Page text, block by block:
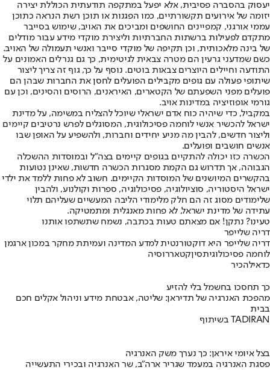
יעסוק בהסברה פסיבית, אלא יפעל במתקפה תודעתית הכוללת יצירה
יזומה של אירועים תקשורתיים, כמו הפגנות או תוכן רשת הנראה כתוכן
עממי אורגני, קמפיינים החושפים ומביכים את האויב, שימוש בסייבר
מתקדם לפעילות ברשתות החברתיות וליצירת מוקדי מידע עבור מודלים
של בינה מלאכותית, וכן תקיפה של מוקדי סייבר ואנשי תעמולה של האויב.
כשם שמדעני גרעין הם מטרה צבאית לגיטימית, כך גם גנרלים האמונים על
התודעה וחיילים היוצרים צבאות בוטים. נוסף על כך, גוף זה צריך ליצור
שיתופי פעולה עם גופים מקבילים הפועלים לחסן את החברות שבהן הם
פועלים מפני השפעתם של הקטארים, האיראנים, הרוסים והסינים, וכן עם
גורמי אופוזיציה במדינות אויב.
במקביל, כדי שיהיה כוח אדם ישראלי שיוכל להצליח במשימה, על מדינת
ישראל להכשיר אנשי לוחמה פסיכולוגית, המסוגלים לפרש נרטיבים קיימים
וליצור חדשים, להבין מה מניע יחידים וחברות, ולהשפיע על האופן שבו
אנשים חושבים ופועלים.
הכשרה כזו יכולה להתקיים בגופים קיימים בצה"ל ובמוסדות ההשכלה
הגבוהה, אך תדרוש גם הקמת מסגרות הכשרה חדשות, שאינן נטועות
בהקשרים המיושנים של המוסדות הקיימים. חשוב לא פחות ללמד את ילדי
ישראל היסטוריה, סוציולוגיה, פסיכולוגיה, ספרות וקולנוע, ולהבין
שלימודים מסוג זה הם חלק מלימודי הליבה המעשיים שעליהם תלוי
עתידה של מדינת ישראל, לא פחות מאנגלית ומתמטיקה.
טעינו? נתקן! אם מצאתם טעות בכתבה, נשמח שתשתפו אותנו
דריה שלייפר
דריה שלייפר היא דוקטורנטית למדע המדינה ועמיתת מחקר במכון ארגמן
לוחמה פסיכולוגיתסיןקטאררוסיה
כדאילהכיר
כך תחסכו בחשמל בלי להזיע
מהפכת האנרגיה של תדיראן: שליטה, אבטחת מידע וניהול אקלים חכם
בבית
בשיתוף TADIRAN
בצל איומי איראן: כך נערך משק האנרגיה
פסגת האנרגיה במעמד שגריר ארה"ב, שר האנרגיה ובכירי התעשייה